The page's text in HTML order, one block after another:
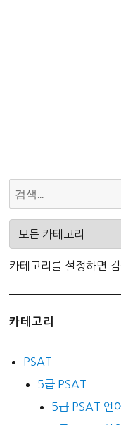
카테고리를 설정하면
카테고리
PSAT
5급 PSAT
5급 PSAT 언